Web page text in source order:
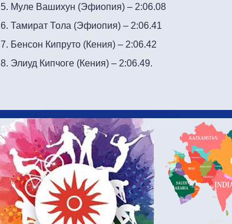
5. Муле Вашихун (Эфиопия) – 2:06.08
6. Тамират Тола (Эфиопия) – 2:06.41
7. Бенсон Кипруто (Кения) – 2:06.42
8. Элиуд Кипчоге (Кения) – 2:06.49.